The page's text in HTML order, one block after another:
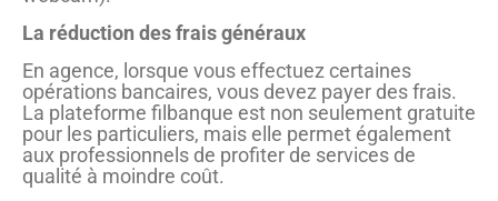
La réduction des frais généraux
En agence, lorsque vous effectuez certaines
opérations bancaires, vous devez payer des frais.
La plateforme filbanque est non seulement gratuite
pour les particuliers, mais elle permet également
aux professionnels de profiter de services de
qualité à moindre coût.